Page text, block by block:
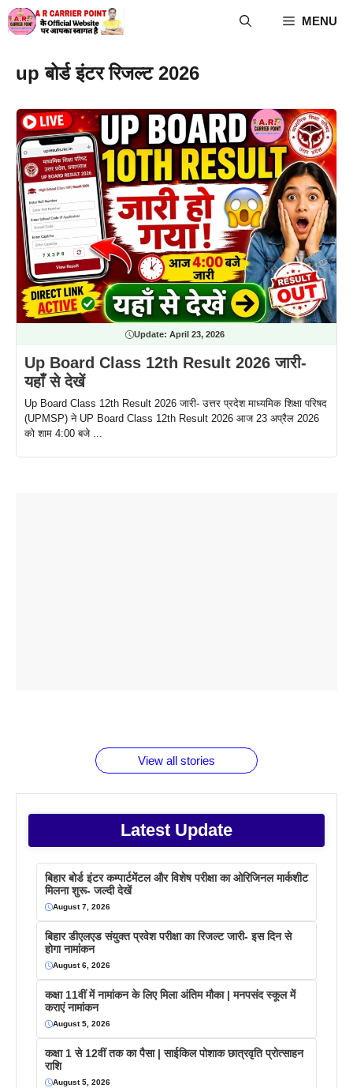
Skip
to
MENU
up बोर्ड इंटर रिजल्ट 2026
Update: April 23, 2026
Up Board Class 12th Result 2026 जारी-
यहाँ से देखें
Up Board Class 12th Result 2026 जारी- उत्तर प्रदेश माध्यमिक शिक्षा परिषद
(UPMSP) ने UP Board Class 12th Result 2026 आज 23 अप्रैल 2026
को शाम 4:00 बजे ...
View all stories
Latest Update
बिहार बोर्ड इंटर कम्पार्टमेंटल और विशेष परीक्षा का ओरिजिनल मार्कशीट
मिलना शुरू- जल्दी देखें
August 7, 2026
बिहार डीएलएड संयुक्त प्रवेश परीक्षा का रिजल्ट जारी- इस दिन से
होगा नामांकन
August 6, 2026
कक्षा 11वीं में नामांकन के लिए मिला अंतिम मौका | मनपसंद स्कूल में
कराएं नामांकन
August 5, 2026
कक्षा 1 से 12वीं तक का पैसा | साईकिल पोशाक छात्रवृति प्रोत्साहन
राशि
August 5, 2026